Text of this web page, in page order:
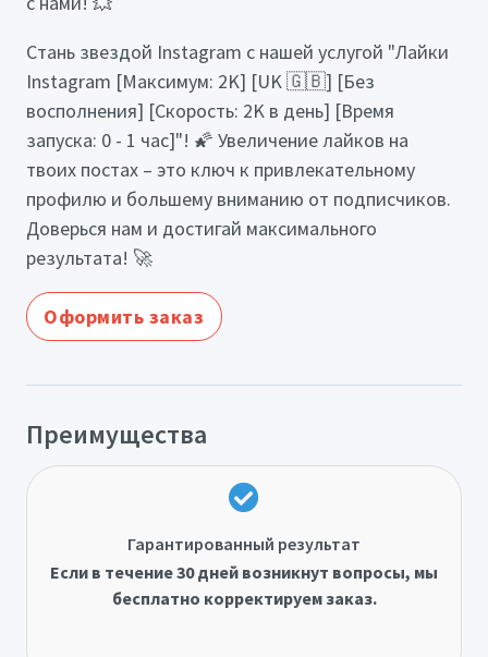
Стань звездой Instagram с нашей услугой "Лайки
Instagram [Максимум: 2K] [UK 🇬🇧] [Без
восполнения] [Скорость: 2K в день] [Время
запуска: 0 - 1 час]"! 🌠 Увеличение лайков на
твоих постах – это ключ к привлекательному
профилю и большему вниманию от подписчиков.
Доверься нам и достигай максимального
результата! 🚀
Оформить заказ
Преимущества
Гарантированный результат
Если в течение 30 дней возникнут вопросы, мы
бесплатно корректируем заказ.